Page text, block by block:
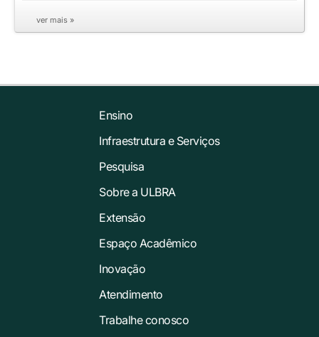
ver mais »
Ensino
Infraestrutura e Serviços
Pesquisa
Sobre a ULBRA
Extensão
Espaço Acadêmico
Inovação
Atendimento
Trabalhe conosco